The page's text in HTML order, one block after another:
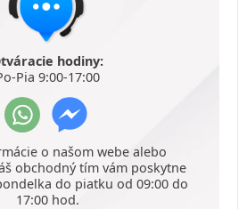
hodiny:
Pia 9:00-17:00
o našom webe alebo
obchodný tím vám poskytne
do piatku od 09:00 do
17:00 hod.